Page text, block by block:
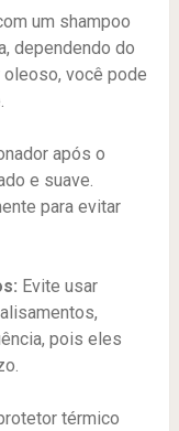
um shampoo
dependendo do
você pode
após o
e suave.
para evitar
Evite usar
pois eles
térmico